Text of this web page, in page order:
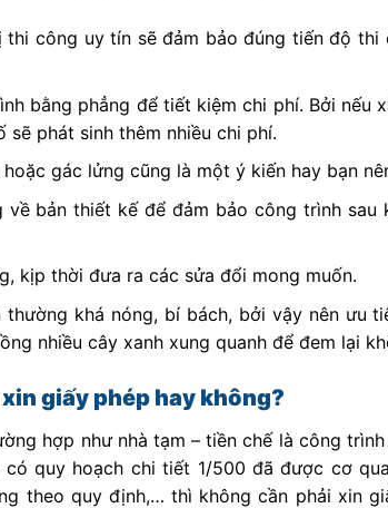
công uy tín sẽ đảm bảo đúng tiến độ
bằng phẳng để tiết kiệm chi phí. Bởi nếu
phát sinh thêm nhiều chi phí.
gác lửng cũng là một ý kiến hay bạn
bản thiết kế để đảm bảo công trình sau
kịp thời đưa ra các sửa đổi mong muốn.
khá nóng, bí bách, bởi vậy nên ưu
nhiều cây xanh xung quanh để đem lại
giấy phép hay không?
hợp như nhà tạm – tiền chế là công
quy hoạch chi tiết 1/500 đã được cơ
theo quy định,… thì không cần phải xin